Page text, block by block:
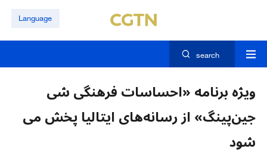
Language
search
ویژه برنامه «احساسات فرهنگی شی
جین‌پینگ» از رسانه‌های ایتالیا پخش می
شود